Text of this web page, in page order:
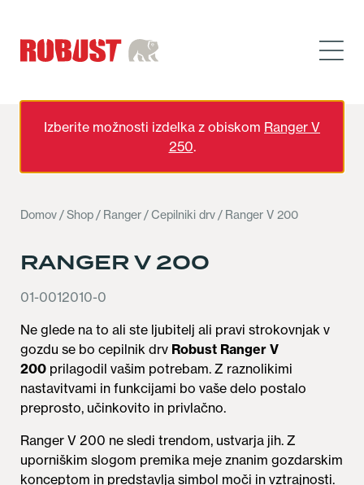
Izberite možnosti izdelka z obiskom Ranger V
250.
Domov /Shop / Ranger /Cepilniki drv / Ranger V 200
RANGER V 200
01-0012010-0
Ne glede na to ali ste ljubitelj ali pravi strokovnjak v
gozdu se bo cepilnik drv Robust Ranger V
200 prilagodil vašim potrebam. Z raznolikimi
nastavitvami in funkcijami bo vaše delo postalo
preprosto, učinkovito in privlačno.
Ranger V 200 ne sledi trendom, ustvarja jih. Z
uporniškim slogom premika meje znanim gozdarskim
konceptom in predstavlja simbol moči in vztrajnosti.